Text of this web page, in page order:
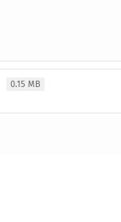
0.15 MB